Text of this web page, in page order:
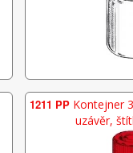
1211 PP Kontejner
uzávěr,